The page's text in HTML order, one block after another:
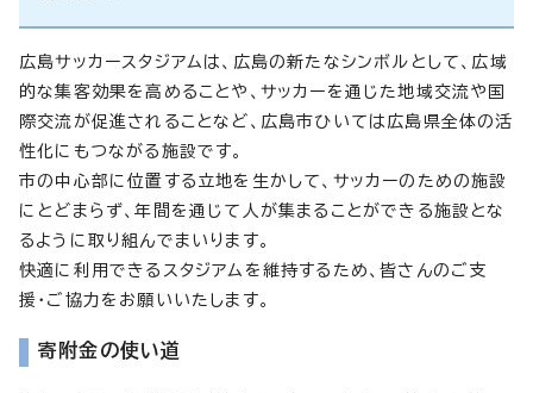
広島サッカースタジアムは、広島の新たなシンボルとして、広域
的な集客効果を高めることや、サッカーを通じた地域交流や国
際交流が促進されることなど、広島市ひいては広島県全体の活
性化にもつながる施設です。
市の中心部に位置する立地を生かして、サッカーのための施設
にとどまらず、年間を通じて人が集まることができる施設とな
るように取り組んでまいります。
快適に利用できるスタジアムを維持するため、皆さんのご支
援・ご協力をお願いいたします。
寄附金の使い道